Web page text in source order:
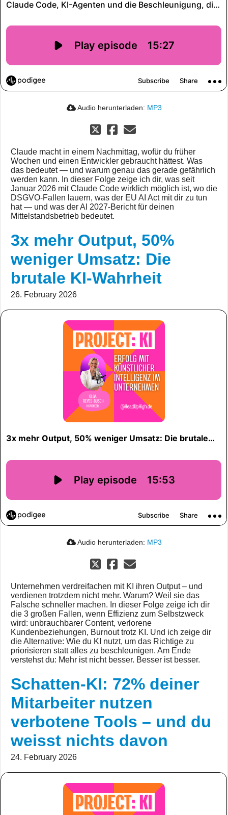
Audio herunterladen: MP3
Claude macht in einem Nachmittag, wofür du früher
Wochen und einen Entwickler gebraucht hättest. Was
das bedeutet — und warum genau das gerade gefährlich
werden kann. In dieser Folge zeige ich dir, was seit
Januar 2026 mit Claude Code wirklich möglich ist, wo die
DSGVO-Fallen lauern, was der EU AI Act mit dir zu tun
hat — und was der AI 2027-Bericht für deinen
Mittelstandsbetrieb bedeutet.
3x mehr Output, 50%
weniger Umsatz: Die
brutale KI-Wahrheit
26. February 2026
Audio herunterladen: MP3
Unternehmen verdreifachen mit KI ihren Output – und
verdienen trotzdem nicht mehr. Warum? Weil sie das
Falsche schneller machen. In dieser Folge zeige ich dir
die 3 großen Fallen, wenn Effizienz zum Selbstzweck
wird: unbrauchbarer Content, verlorene
Kundenbeziehungen, Burnout trotz KI. Und ich zeige dir
die Alternative: Wie du KI nutzt, um das Richtige zu
priorisieren statt alles zu beschleunigen. Am Ende
verstehst du: Mehr ist nicht besser. Besser ist besser.
Schatten-KI: 72% deiner
Mitarbeiter nutzen
verbotene Tools – und du
weisst nichts davon
24. February 2026